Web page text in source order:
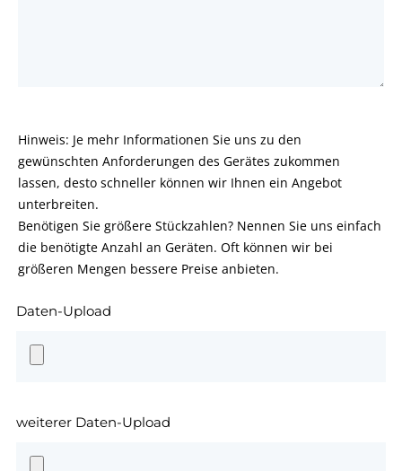
Hinweis: Je mehr Informationen Sie uns zu den
gewünschten Anforderungen des Gerätes zukommen
lassen, desto schneller können wir Ihnen ein Angebot
unterbreiten.
Benötigen Sie größere Stückzahlen? Nennen Sie uns einfach
die benötigte Anzahl an Geräten. Oft können wir bei
größeren Mengen bessere Preise anbieten.
Daten-Upload
weiterer Daten-Upload